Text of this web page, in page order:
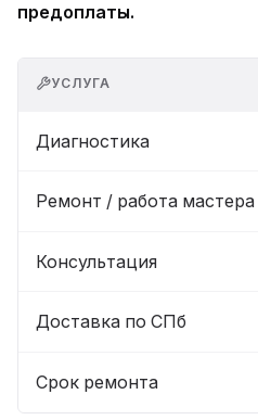
предоплаты.
УСЛУГА
Диагностика
Ремонт / работа мастера
Консультация
Доставка по СПб
Срок ремонта